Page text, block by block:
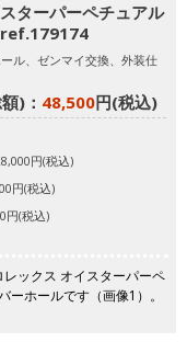
ターパーペチュアル
ref.179174
ル、ゼンマイ交換、外装仕
)： 48,500円(税込)
円(税込)
円(税込)
円(税込)
ックス オイスターパーペ
ホールです（画像1）。